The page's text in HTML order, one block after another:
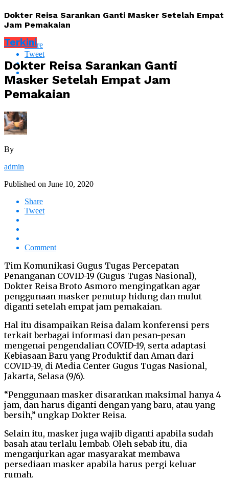
Dokter Reisa Sarankan Ganti Masker Setelah Empat
Jam Pemakaian
Share
Tweet
Terkini
Dokter Reisa Sarankan Ganti
Masker Setelah Empat Jam
Pemakaian
By
admin
Published on June 10, 2020
Share
Tweet
Comment
Tim Komunikasi Gugus Tugas Percepatan
Penanganan COVID-19 (Gugus Tugas Nasional),
Dokter Reisa Broto Asmoro mengingatkan agar
penggunaan masker penutup hidung dan mulut
diganti setelah empat jam pemakaian.
Hal itu disampaikan Reisa dalam konferensi pers
terkait berbagai informasi dan pesan-pesan
mengenai pengendalian COVID-19, serta adaptasi
Kebiasaan Baru yang Produktif dan Aman dari
COVID-19, di Media Center Gugus Tugas Nasional,
Jakarta, Selasa (9/6).
“Penggunaan masker disarankan maksimal hanya 4
jam, dan harus diganti dengan yang baru, atau yang
bersih,” ungkap Dokter Reisa.
Selain itu, masker juga wajib diganti apabila sudah
basah atau terlalu lembab. Oleh sebab itu, dia
menganjurkan agar masyarakat membawa
persediaan masker apabila harus pergi keluar
rumah.